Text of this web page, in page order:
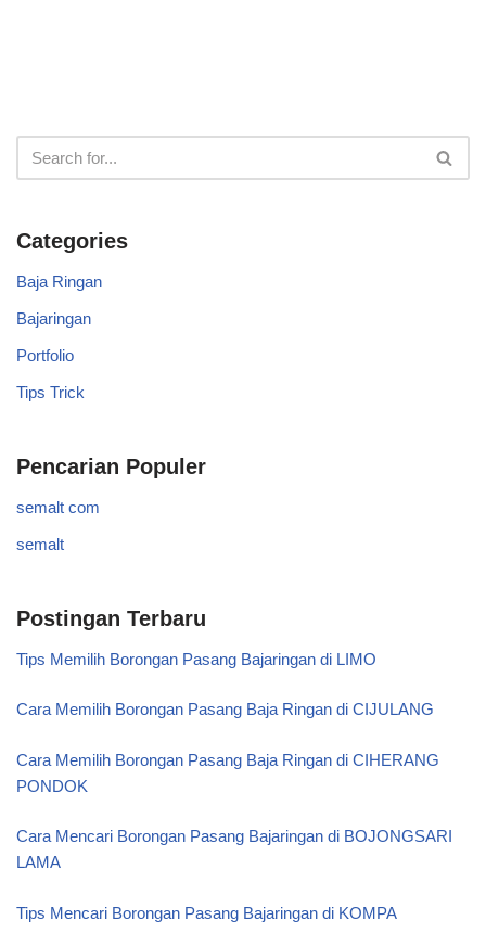
Categories
Baja Ringan
Bajaringan
Portfolio
Tips Trick
Pencarian Populer
semalt com
semalt
Postingan Terbaru
Tips Memilih Borongan Pasang Bajaringan di LIMO
Cara Memilih Borongan Pasang Baja Ringan di CIJULANG
Cara Memilih Borongan Pasang Baja Ringan di CIHERANG
PONDOK
Cara Mencari Borongan Pasang Bajaringan di BOJONGSARI
LAMA
Tips Mencari Borongan Pasang Bajaringan di KOMPA